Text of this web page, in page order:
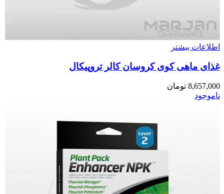
اطلاعات بیشتر
غذای ماهی کوی کروسان کالر تروپیکال
8,657,000 تومان
ناموجود